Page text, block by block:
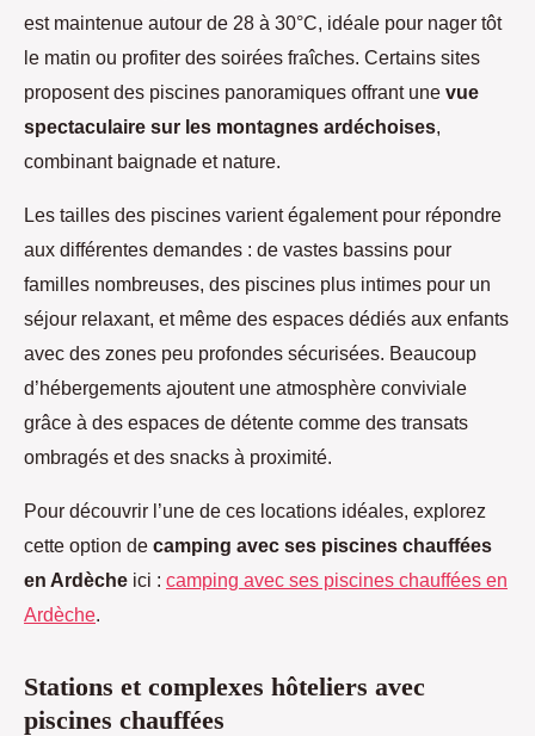
est maintenue autour de 28 à 30°C, idéale pour nager tôt
le matin ou profiter des soirées fraîches. Certains sites
proposent des piscines panoramiques offrant une vue
spectaculaire sur les montagnes ardéchoises,
combinant baignade et nature.
Les tailles des piscines varient également pour répondre
aux différentes demandes : de vastes bassins pour
familles nombreuses, des piscines plus intimes pour un
séjour relaxant, et même des espaces dédiés aux enfants
avec des zones peu profondes sécurisées. Beaucoup
d’hébergements ajoutent une atmosphère conviviale
grâce à des espaces de détente comme des transats
ombragés et des snacks à proximité.
Pour découvrir l’une de ces locations idéales, explorez
cette option de camping avec ses piscines chauffées
en Ardèche ici : camping avec ses piscines chauffées en
Ardèche.
Stations et complexes hôteliers avec
piscines chauffées